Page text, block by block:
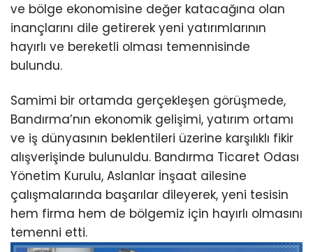
ve bölge ekonomisine değer katacağına olan
inançlarını dile getirerek yeni yatırımlarının
hayırlı ve bereketli olması temennisinde
bulundu.
Samimi bir ortamda gerçekleşen görüşmede,
Bandırma’nın ekonomik gelişimi, yatırım ortamı
ve iş dünyasının beklentileri üzerine karşılıklı fikir
alışverişinde bulunuldu. Bandırma Ticaret Odası
Yönetim Kurulu, Aslanlar İnşaat ailesine
çalışmalarında başarılar dileyerek, yeni tesisin
hem firma hem de bölgemiz için hayırlı olmasını
temenni etti.